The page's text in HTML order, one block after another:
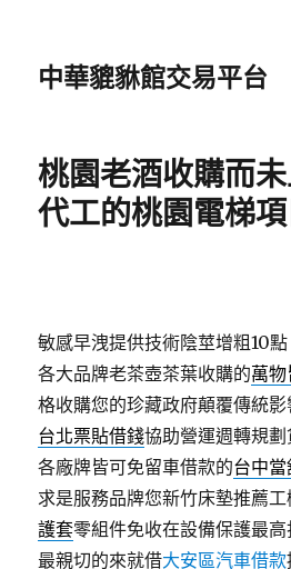
中華貔貅館交易平台
桃園老酒收購而
代工的桃園電梯
敏感早洩提供技術陰莖增粗10點
各大品牌老茶壺茶葉收購的萬物
格收購您的珍藏政府顛覆傳統
台北票貼借錢協助營運週轉規
各廠牌皆可免留車借款的台中當
求是服務品牌您新竹床墊推薦
護套零組件免收在設備保護最
最親切的來就借大安區汽車借款